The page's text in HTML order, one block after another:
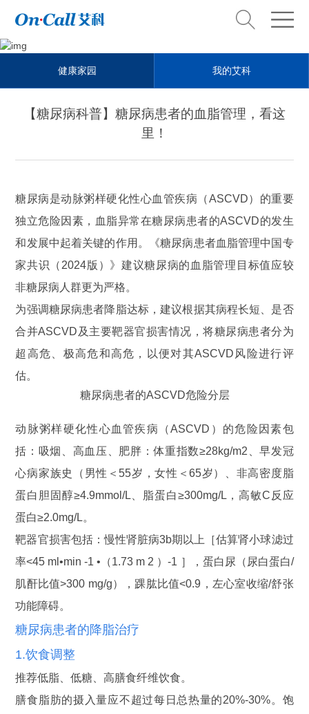
Health steward
健康管家
健康家园 我的艾科
【糖尿病科普】糖尿病患者的血脂管理，看这
里！
糖尿病是动脉粥样硬化性心血管疾病（ASCVD）的重要
独立危险因素，血脂异常在糖尿病患者的ASCVD的发生
和发展中起着关键的作用。《糖尿病患者血脂管理中国专
家共识（2024版）》建议糖尿病的血脂管理目标值应较
非糖尿病人群更为严格。
为强调糖尿病患者降脂达标，建议根据其病程长短、是否
合并ASCVD及主要靶器官损害情况，将糖尿病患者分为
超高危、极高危和高危，以便对其ASCVD风险进行评
估。
糖尿病患者的ASCVD危险分层
动脉粥样硬化性心血管疾病（ASCVD）的危险因素包
括：吸烟、高血压、肥胖：体重指数≥28kg/m2、早发冠
心病家族史（男性＜55岁，女性＜65岁）、非高密度脂
蛋白胆固醇≥4.9mmol/L、脂蛋白≥300mg/L，高敏C反应
蛋白≥2.0mg/L。
靶器官损害包括：慢性肾脏病3b期以上［估算肾小球滤过
率<45 ml•min -1 •（1.73 m 2 ）-1 ］，蛋白尿（尿白蛋白/
肌酐比值>300 mg/g），踝肱比值<0.9，左心室收缩/舒张
功能障碍。
糖尿病患者的降脂治疗
1.饮食调整
推荐低脂、低糖、高膳食纤维饮食。
膳食脂肪的摄入量应不超过每日总热量的20%-30%。饱